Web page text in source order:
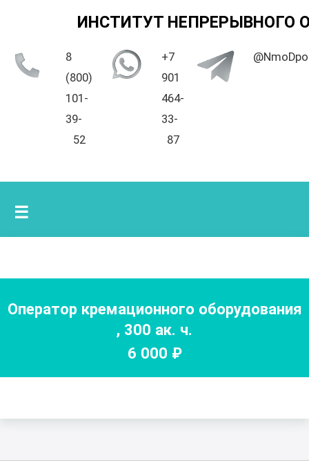
ИНСТИТУТ НЕПРЕРЫВНОГО
8
(800)
101-
39-
52
+7
901
464-
33-
87
☰
Оператор кремационного оборудования
, 300 ак. ч.
6 000 ₽